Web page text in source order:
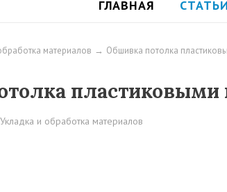
ГЛАВНАЯ СТАТЬИ
материалов Обшивка потолка
Укладка и обработка материалов